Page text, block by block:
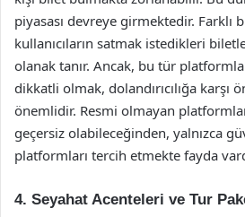
piyasası devreye girmektedir. Farklı
kullanıcıların satmak istedikleri
olanak tanır. Ancak, bu tür
dikkatli olmak, dolandırıcılığa karşı
önemlidir. Resmi olmayan
geçersiz olabileceğinden, yalnızca
platformları tercih etmekte fayda
4. Seyahat Acenteleri ve Tur